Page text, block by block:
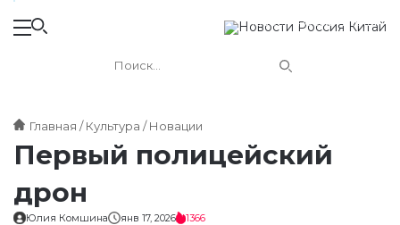
Новости России и Китая
Главная Культура Новации
Первый полицейский
дрон
Юлия Комшина янв 17, 2026 1366